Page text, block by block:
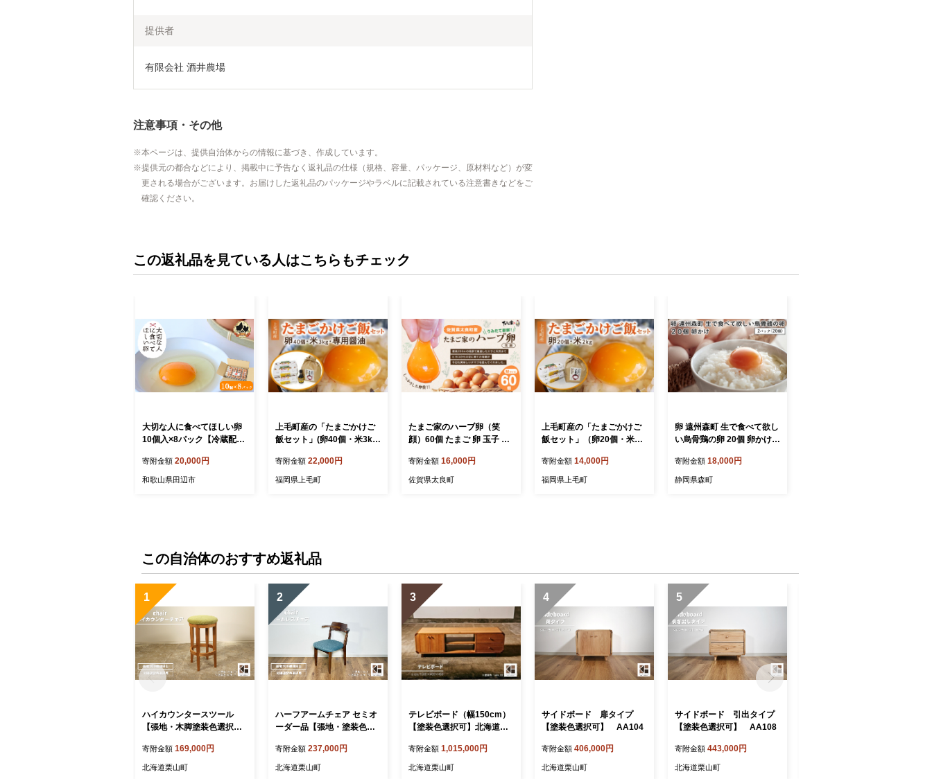
提供者
有限会社 酒井農場
注意事項・その他
本ページは、提供自治体からの情報に基づき、作成しています。
提供元の都合などにより、掲載中に予告なく返礼品の仕様（規格、容量、パッケージ、原材料など）が変
更される場合がございます。お届けした返礼品のパッケージやラベルに記載されている注意書きなどをご
確認ください。
この返礼品を見ている人はこちらもチェック
大切な人に食べてほしい卵
10個入×8パック【冷蔵配
平飼い お取り寄せ 卵かけご
はん 和歌山県【kag002】
寄附金額 20,000円
和歌山県田辺市
上毛町産の「たまごかけご
飯セット」(卵40個・米3k
寄附金額 22,000円
福岡県上毛町
たまご家のハーブ卵（笑
顔）60個 たまご 卵 玉子 タ
県 太良町 ND3
寄附金額 16,000円
佐賀県太良町
上毛町産の「たまごかけご
飯セット」（卵20個・米2k
1707
寄附金額 14,000円
福岡県上毛町
卵 遠州森町 生で食べて欲し
い烏骨鶏の卵 20個 卵かけ
飯 濃厚
寄附金額 18,000円
静岡県森町
この自治体のおすすめ返礼品
1
ハイカウンタースツール
【張地・木脚塗装色選択
寄附金額 169,000円
北海道栗山町
2
ハーフアームチェア セミオ
ーダー品【張地・塗装色選
寄附金額 237,000円
北海道栗山町
3
テレビボード（幅150cm）
【塗装色選択可】北海道産
寄附金額 1,015,000円
北海道栗山町
4
サイドボード 扉タイプ
【塗装色選択可】 AA104
寄附金額 406,000円
北海道栗山町
5
サイドボード 引出タイプ
【塗装色選択可】 AA108
寄附金額 443,000円
北海道栗山町